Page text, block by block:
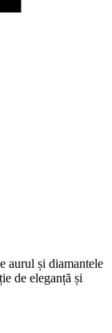
aurul și diamantele
de eleganță și